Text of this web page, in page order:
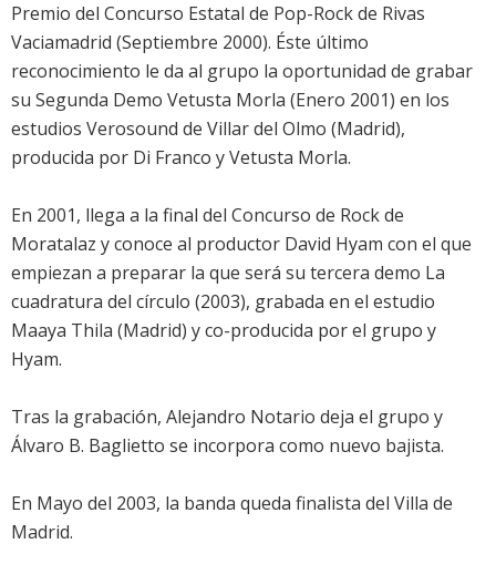
Premio del Concurso Estatal de Pop-Rock de Rivas
Vaciamadrid (Septiembre 2000). Éste último
reconocimiento le da al grupo la oportunidad de grabar
su Segunda Demo Vetusta Morla (Enero 2001) en los
estudios Verosound de Villar del Olmo (Madrid),
producida por Di Franco y Vetusta Morla.
En 2001, llega a la final del Concurso de Rock de
Moratalaz y conoce al productor David Hyam con el que
empiezan a preparar la que será su tercera demo La
cuadratura del círculo (2003), grabada en el estudio
Maaya Thila (Madrid) y co-producida por el grupo y
Hyam.
Tras la grabación, Alejandro Notario deja el grupo y
Álvaro B. Baglietto se incorpora como nuevo bajista.
En Mayo del 2003, la banda queda finalista del Villa de
Madrid.